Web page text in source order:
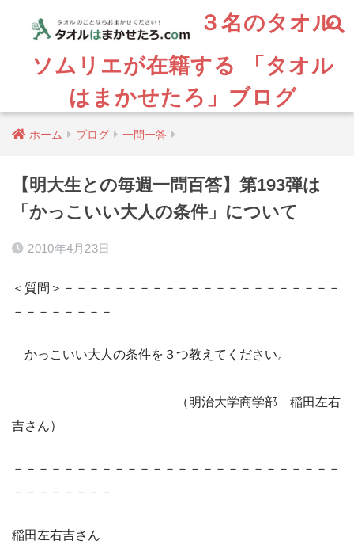
３名のタオル
ソムリエが在籍する 「タオル
はまかせたろ」ブログ
ホーム ブログ 一問一答
【明大生との毎週一問百答】第193弾は
「かっこいい大人の条件」について
2010年4月23日
＜質問＞－－－－－－－－－－－－－－－－－－－－－－
－－－－－－－－
かっこいい大人の条件を３つ教えてください。
（明治大学商学部 稲田左右
吉さん）
－－－－－－－－－－－－－－－－－－－－－－－－－－
－－－－－－－－
稲田左右吉さん